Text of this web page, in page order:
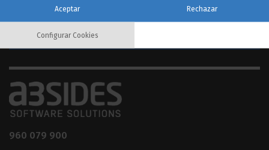
960 079 900
Aceptar Rechazar
Configurar Cookies